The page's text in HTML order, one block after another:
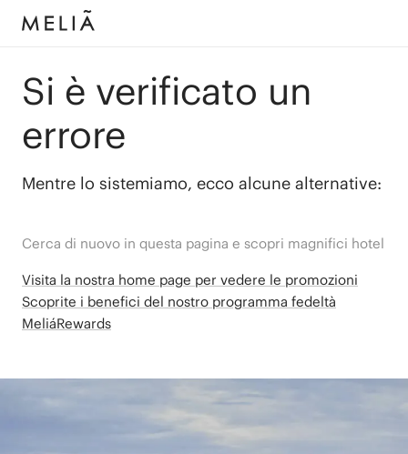
Si è verificato un
errore
Mentre lo sistemiamo, ecco alcune alternative:
Cerca di nuovo in questa pagina e scopri magnifici hotel
Visita la nostra home page per vedere le promozioni
Scoprite i benefici del nostro programma fedeltà
MeliáRewards